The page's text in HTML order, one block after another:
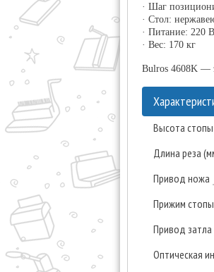
· Шаг
· Стол:
· Питание: 220 В
· Вес: 170 кг
Bulros 4608K —
Высота
Длина реза
Привод ножа
Прижим стопы
Привод затла
Оптическая